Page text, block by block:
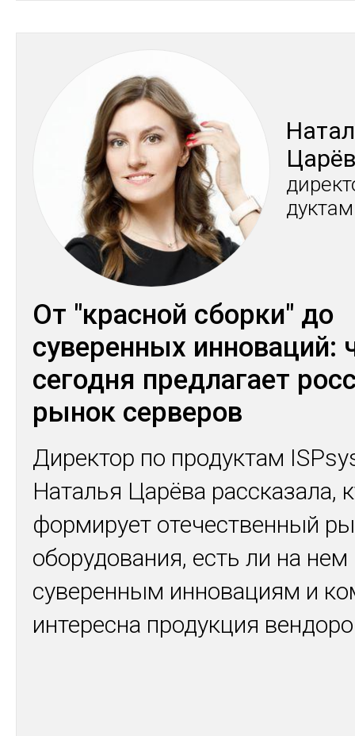
От "красной сборки" до
суверенных инноваций:
сегодня предлагает
рынок серверов
Директор по продуктам
Наталья Царёва рассказала,
формирует отечественный
оборудования, есть ли на
суверенным инновациям и
интересна продукция